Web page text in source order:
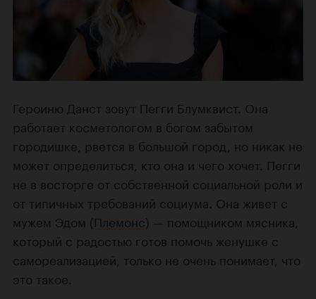
Героиню Данст зовут Пегги Блумквист. Она
работает косметологом в богом забытом
городишке, рвется в большой город, но никак не
может определиться, кто она и чего хочет. Пегги
не в восторге от собственной социальной роли и
от типичных требований социума. Она живет с
мужем Эдом (Племонс) — помощником мясника,
который с радостью готов помочь женушке с
самореализацией, только не очень понимает, что
это такое.